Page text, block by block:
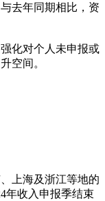
去年同期相比，资
化对个人未申报或
空间。
上海及浙江等地的
年收入申报季结束